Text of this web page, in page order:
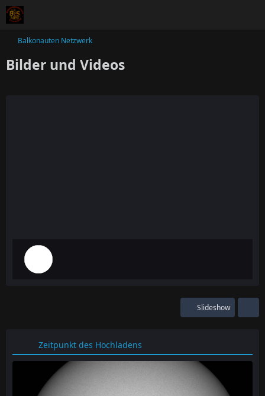
Balkonauten Netzwerk
Bilder und Videos
Slideshow
Zeitpunkt des Hochladens